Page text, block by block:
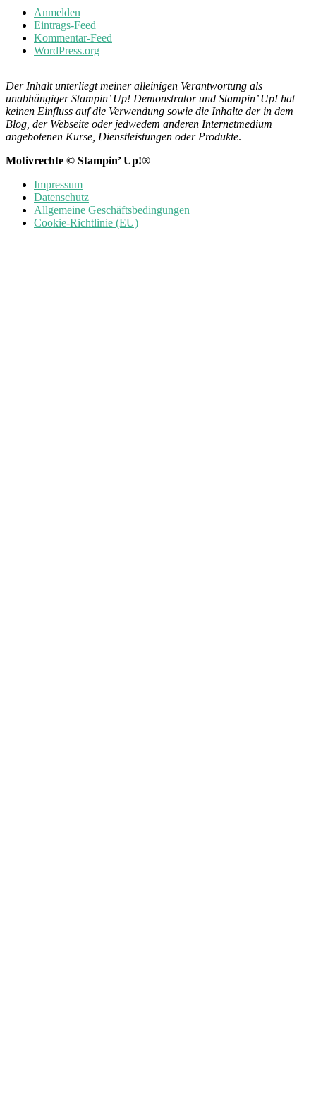
Anmelden
Eintrags-Feed
Kommentar-Feed
WordPress.org
Der Inhalt unterliegt meiner alleinigen Verantwortung als
unabhängiger Stampin’ Up! Demonstrator und Stampin’ Up! hat
keinen Einfluss auf die Verwendung sowie die Inhalte der in dem
Blog, der Webseite oder jedwedem anderen Internetmedium
angebotenen Kurse, Dienstleistungen oder Produkte.
Motivrechte © Stampin’ Up!®
Impressum
Datenschutz
Allgemeine Geschäftsbedingungen
Cookie-Richtlinie (EU)